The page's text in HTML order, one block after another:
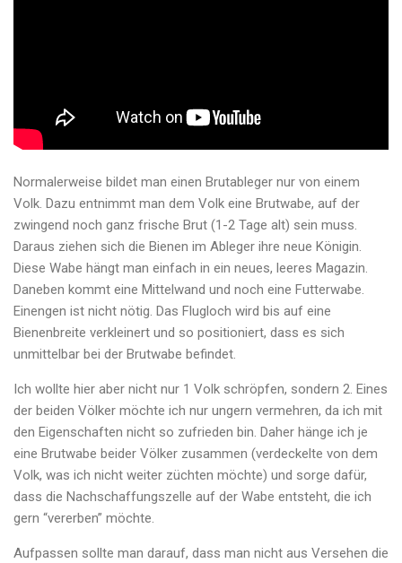
Normalerweise bildet man einen Brutableger nur von einem
Volk. Dazu entnimmt man dem Volk eine Brutwabe, auf der
zwingend noch ganz frische Brut (1-2 Tage alt) sein muss.
Daraus ziehen sich die Bienen im Ableger ihre neue Königin.
Diese Wabe hängt man einfach in ein neues, leeres Magazin.
Daneben kommt eine Mittelwand und noch eine Futterwabe.
Einengen ist nicht nötig. Das Flugloch wird bis auf eine
Bienenbreite verkleinert und so positioniert, dass es sich
unmittelbar bei der Brutwabe befindet.
Ich wollte hier aber nicht nur 1 Volk schröpfen, sondern 2. Eines
der beiden Völker möchte ich nur ungern vermehren, da ich mit
den Eigenschaften nicht so zufrieden bin. Daher hänge ich je
eine Brutwabe beider Völker zusammen (verdeckelte von dem
Volk, was ich nicht weiter züchten möchte) und sorge dafür,
dass die Nachschaffungszelle auf der Wabe entsteht, die ich
gern “vererben” möchte.
Aufpassen sollte man darauf, dass man nicht aus Versehen die